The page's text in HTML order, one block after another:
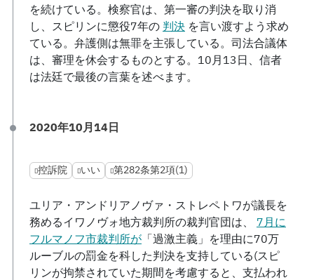
を続けている。検察官は、第一審の判決を取り消
し、スピリンに懲役7年の 判決 を言い渡すよう求め
ている。弁護側は無罪を主張している。司法合議体
は、審理を休会するものとする。10月13日、信者
は法廷で最後の言葉を述べます。
2020年10月14日
控訴院 いい 第282条第2項(1)
ユリア・アンドリアノヴァ・ストレペトワが議長を
務めるイワノヴォ地方裁判所の裁判官団は、 7月に
フルマノフ市裁判所が 「過激主義」を理由に70万
ルーブルの罰金を科した判決を支持している(スピ
リンが拘禁されていた期間を考慮すると、支払われ